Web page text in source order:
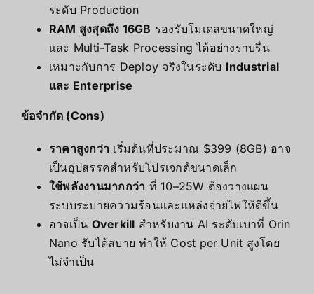
ระดับ Production
RAM สูงสุดถึง 16GB รองรับโมเดลขนาดใหญ่
และ Multi-Task Processing ได้อย่างราบรื่น
เหมาะกับการ Deploy จริงในระดับ Industrial
และ Enterprise
ข้อจำกัด (Cons)
ราคาสูงกว่า เริ่มต้นที่ประมาณ $399 (8GB) อาจ
เป็นอุปสรรคสำหรับโปรเจกต์ขนาดเล็ก
ใช้พลังงานมากกว่า ที่ 10–25W ต้องวางแผน
ระบบระบายความร้อนและแหล่งจ่ายไฟให้ดีขึ้น
อาจเป็น Overkill สำหรับงาน AI ระดับเบาที่ Orin
Nano รับได้สบาย ทำให้ Cost per Unit สูงโดย
ไม่จำเป็น